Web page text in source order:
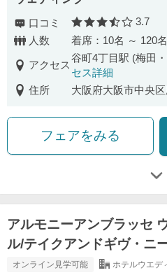
口コミ 口コミ
3.7
人数
着席：10名 ～ 120名
アクセス
谷町4丁目駅 (梅田
セス詳細
住所
大阪府大阪市中央
フェアをみる
アルモニーアンブラッセ
ル/テイクアンドギヴ・ニ
オンライン見学可能 ホテルウエデ